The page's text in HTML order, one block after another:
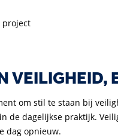
project
VEILIGHEID,
om stil te staan bij
de dagelijkse praktijk.
dag opnieuw.